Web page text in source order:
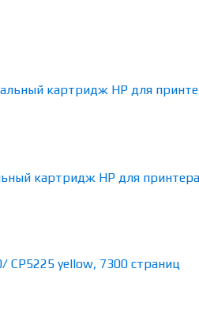
картридж HP для